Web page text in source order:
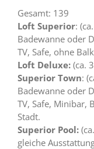
Gesamt: 139
Loft Superior:
Badewanne oder
TV, Safe, ohne
Loft Deluxe: (ca.
Superior Town:
Badewanne oder
TV, Safe, Minibar,
Stadt.
Superior Pool:
gleiche